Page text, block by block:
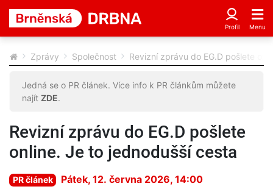
Zprávy Společnost Revizní zprávu do EG.D pošlete
Jedná se o PR článek. Více info k PR článkům můžete
najít ZDE.
Revizní zprávu do EG.D pošlete
online. Je to jednodušší cesta
PR článek Pátek, 12. června 2026, 14:00